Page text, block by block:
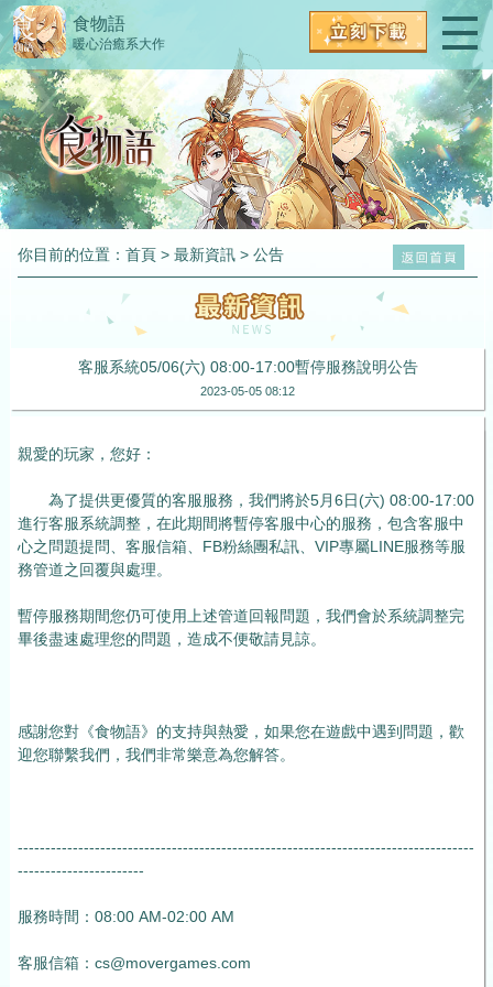
食物語
暖心治癒系大作
你目前的位置：首頁 >最新資訊 >公告
客服系統05/06(六) 08:00-17:00暫停服務說明公告
2023-05-05 08:12
親愛的玩家，您好：
為了提供更優質的客服服務，我們將於5月6日(六) 08:00-17:00
進行客服系統調整，在此期間將暫停客服中心的服務，包含客服中
心之問題提問、客服信箱、FB粉絲團私訊、VIP專屬LINE服務等服
務管道之回覆與處理。
暫停服務期間您仍可使用上述管道回報問題，我們會於系統調整完
畢後盡速處理您的問題，造成不便敬請見諒。
感謝您對《食物語》的支持與熱愛，如果您在遊戲中遇到問題，歡
迎您聯繫我們，我們非常樂意為您解答。
-----------------------------------------------------------------------------------
-----------------------
服務時間：08:00 AM-02:00 AM
客服信箱：cs@movergames.com